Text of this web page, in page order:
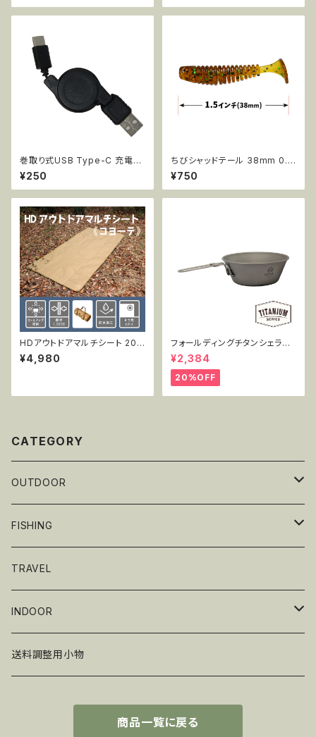
巻取り式USB Type-C 充電・
データ転送ケーブル DA-AC-0
01
¥250
ちびシャッドテール 38mm 0.8
5g 20pcs AR66
¥750
HDアウトドアマルチシート 200
x100cm コヨーテ
¥4,980
フォールディングチタンシェラカ
ップ 450ml単品 MT-FSC450
¥2,384
20%OFF
CATEGORY
OUTDOOR
テーブルウェア
グリル・BBQ
Renegade Outdoor
FISHING
ギア
ワーム
TRAVEL
INDOOR
ゲームアクセサリー
送料調整用小物
商品一覧に戻る